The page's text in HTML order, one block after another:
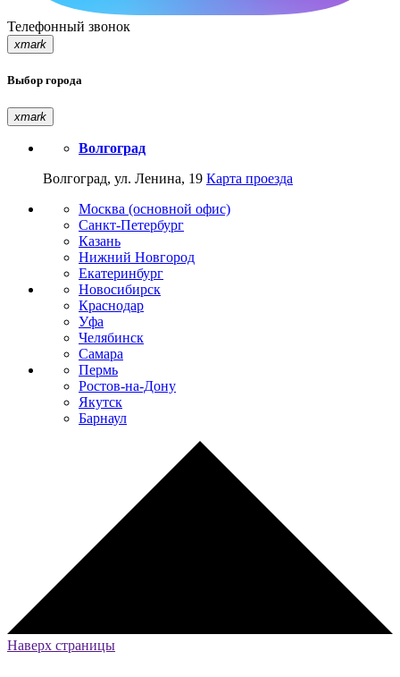
Телефонный звонок
xmark
Выбор города
xmark
Волгоград
Волгоград, ул. Ленина, 19 Карта проезда
Москва (основной офис)
Санкт-Петербург
Казань
Нижний Новгород
Екатеринбург
Новосибирск
Краснодар
Уфа
Челябинск
Самара
Пермь
Ростов-на-Дону
Якутск
Барнаул
Наверх страницы